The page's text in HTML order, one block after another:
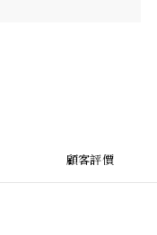
顧客評價